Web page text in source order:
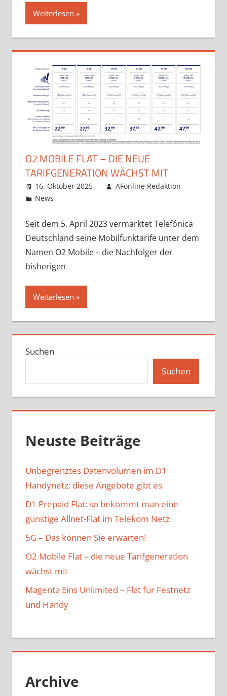
Weiterlesen
O2 MOBILE FLAT – DIE NEUE
TARIFGENERATION WÄCHST MIT
16. Oktober 2025
AFonline Redaktion
News
Seit dem 5. April 2023 vermarktet Telefónica
Deutschland seine Mobilfunktarife unter dem
Namen O2 Mobile – die Nachfolger der
bisherigen
Weiterlesen
Suchen
Suchen
Neuste Beiträge
Unbegrenztes Datenvolumen im D1
Handynetz: diese Angebote gibt es
D1 Prepaid Flat: so bekommt man eine
günstige Allnet-Flat im Telekom Netz
5G – Das können Sie erwarten!
O2 Mobile Flat – die neue Tarifgeneration
wächst mit
Magenta Eins Unlimited – Flat für Festnetz
und Handy
Archive